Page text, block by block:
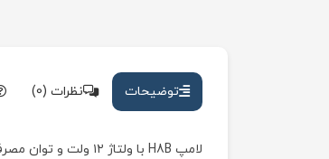
توضیحات نظرات (0)